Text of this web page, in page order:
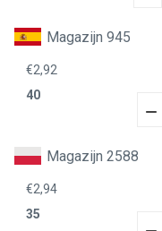
Magazijn 945
€2,92
40
Magazijn 2588
€2,94
35